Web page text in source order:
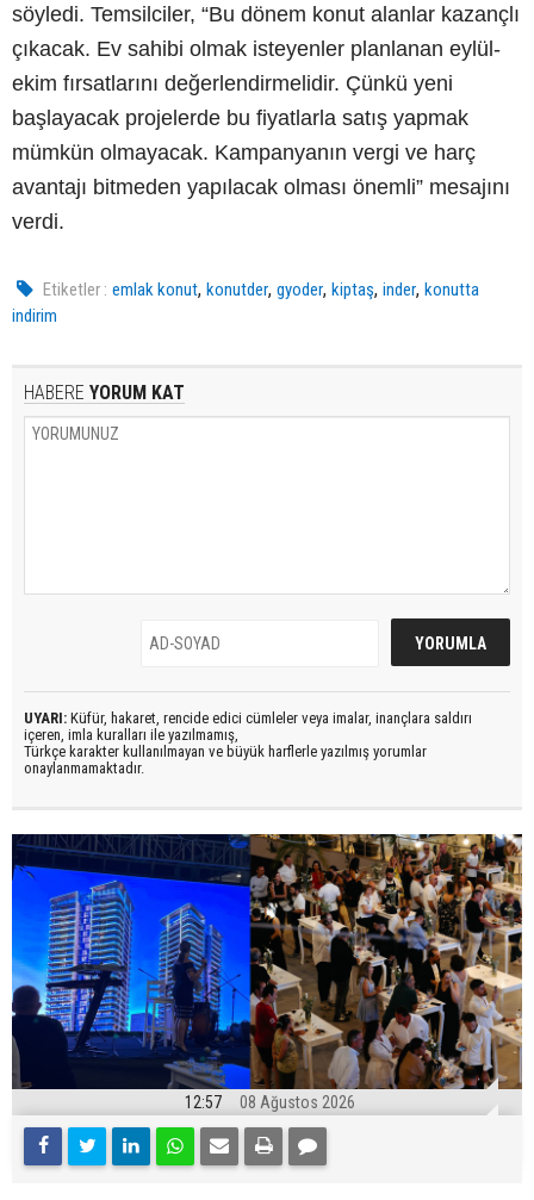
söyledi. Temsilciler, “Bu dönem konut alanlar kazançlı
çıkacak. Ev sahibi olmak isteyenler planlanan eylül-
ekim fırsatlarını değerlendirmelidir. Çünkü yeni
başlayacak projelerde bu fiyatlarla satış yapmak
mümkün olmayacak. Kampanyanın vergi ve harç
avantajı bitmeden yapılacak olması önemli” mesajını
verdi.
Etiketler : emlak konut,konutder,gyoder,kiptaş,inder,konutta
indirim
HABERE YORUM KAT
UYARI: Küfür, hakaret, rencide edici cümleler veya imalar, inançlara saldırı
içeren, imla kuralları ile yazılmamış,
Türkçe karakter kullanılmayan ve büyük harflerle yazılmış yorumlar
onaylanmamaktadır.
12:57 08 Ağustos 2026